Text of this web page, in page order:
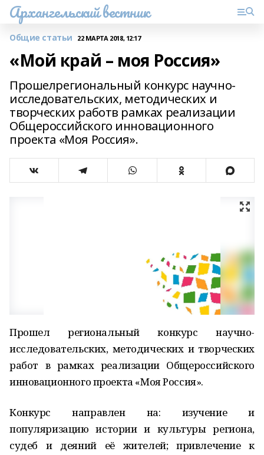
Архангельский вестник
Общие статьи 22 МАРТА 2018, 12:17
«Мой край – моя Россия»
Прошелрегиональный конкурс научно-
исследовательских, методических и
творческих работв рамках реализации
Общероссийского инновационного
проекта «Моя Россия».
Прошел региональный конкурс научно-
исследовательских, методических и творческих
работ в рамках реализации Общероссийского
инновационного проекта «Моя Россия».
Конкурс направлен на: изучение и
популяризацию истории и культуры региона,
судеб и деяний её жителей; привлечение к